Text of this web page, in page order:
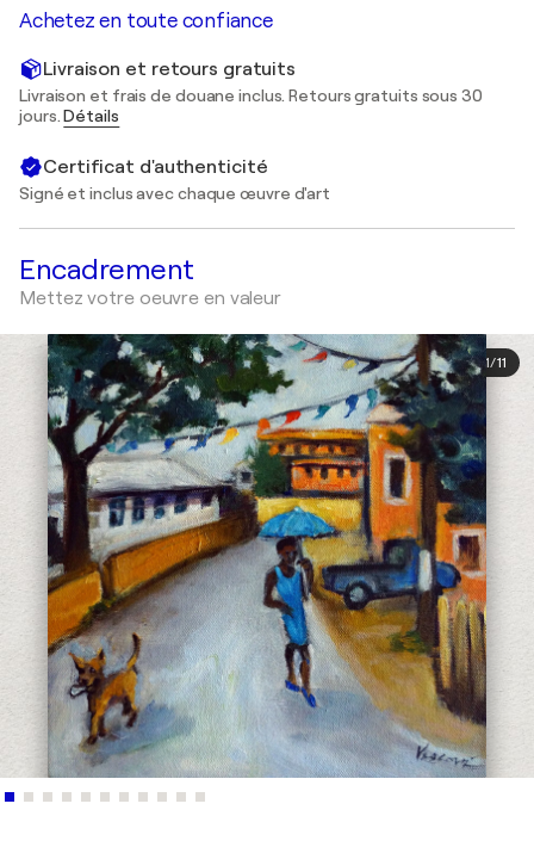
Achetez en toute confiance
Livraison et retours gratuits
Livraison et frais de douane inclus. Retours gratuits sous 30
jours.Détails
Certificat d'authenticité
Signé et inclus avec chaque œuvre d'art
Encadrement
Mettez votre oeuvre en valeur
1/11